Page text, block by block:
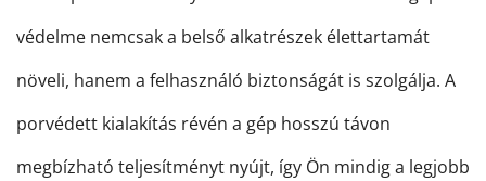
védelme nemcsak a belső alkatrészek élettartamát
növeli, hanem a felhasználó biztonságát is szolgálja. A
porvédett kialakítás révén a gép hosszú távon
megbízható teljesítményt nyújt, így Ön mindig a legjobb